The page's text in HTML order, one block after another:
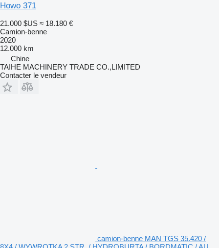
Howo 371
21.000 $US ≈ 18.180 €
Camion-benne
2020
12.000 km
Chine
TAIHE MACHINERY TRADE CO.,LIMITED
Contacter le vendeur
camion-benne MAN TGS 35.420 /